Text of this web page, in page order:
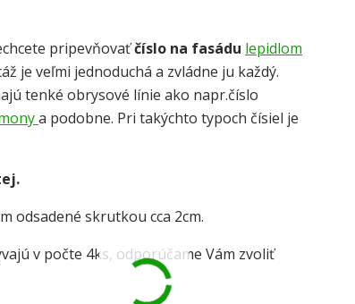
pripevňovaťčíslo na fasádu lepidlom
je veľmi jednoduchá a zvládne ju každý.
tenké obrysové línie ako napr.číslo
a podobne. Pri takýchto typoch čísiel je
odsadené skrutkou cca 2cm.
v počte 4ks, odporúčame Vám zvoliť